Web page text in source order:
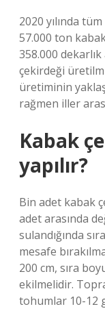
2020 yılında
57.000 ton
358.000
çekirdeği
üretiminin
rağmen iller
Kabak
yapılır?
Bin adet kabak
adet arasında
sulandığında
mesafe
200 cm, sıra
ekilmelidir.
tohumlar 10-12